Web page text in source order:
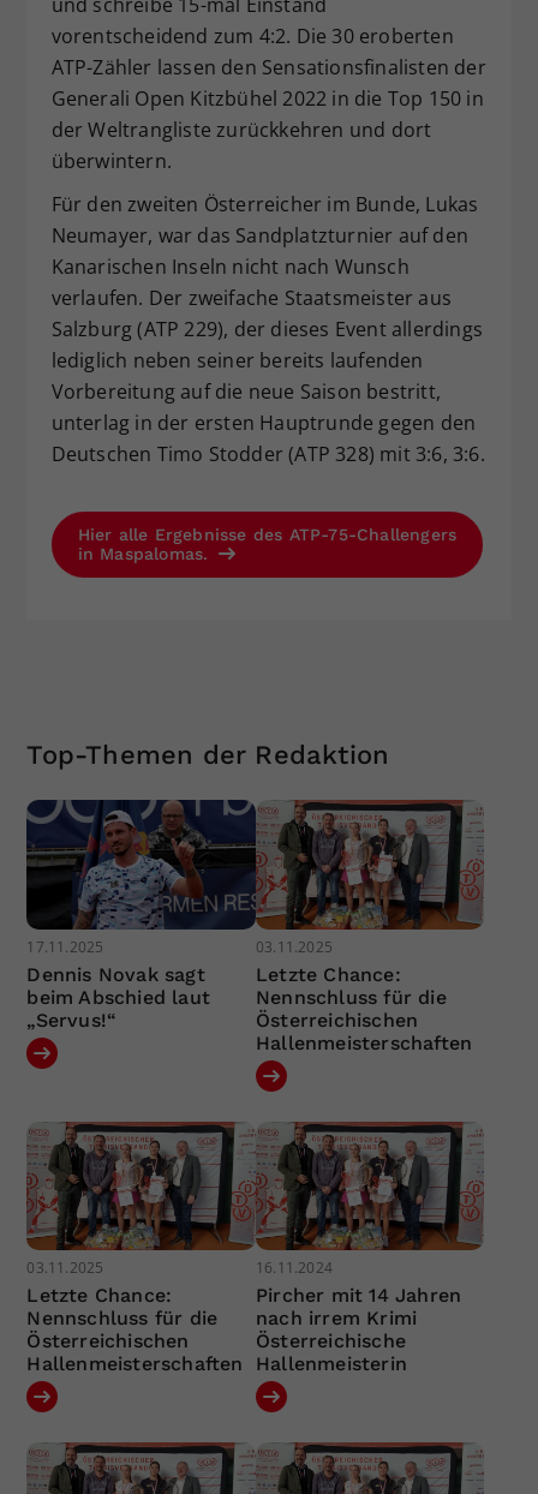
vorentscheidend zum 4:2. Die 30 eroberten
ATP-Zähler lassen den Sensationsfinalisten der
Generali Open Kitzbühel 2022 in die Top 150 in
der Weltrangliste zurückkehren und dort
überwintern.
Für den zweiten Österreicher im Bunde, Lukas
Neumayer, war das Sandplatzturnier auf den
Kanarischen Inseln nicht nach Wunsch
verlaufen. Der zweifache Staatsmeister aus
Salzburg (ATP 229), der dieses Event allerdings
lediglich neben seiner bereits laufenden
Vorbereitung auf die neue Saison bestritt,
unterlag in der ersten Hauptrunde gegen den
Deutschen Timo Stodder (ATP 328) mit 3:6, 3:6.
Hier alle Ergebnisse des ATP-75-Challengers
in Maspalomas.
Top-Themen der Redaktion
17.11.2025
Dennis Novak sagt
beim Abschied laut
„Servus!“
03.11.2025
Letzte Chance:
Nennschluss für die
Österreichischen
Hallenmeisterschaften
03.11.2025
Letzte Chance:
Nennschluss für die
Österreichischen
Hallenmeisterschaften
16.11.2024
Pircher mit 14 Jahren
nach irrem Krimi
Österreichische
Hallenmeisterin